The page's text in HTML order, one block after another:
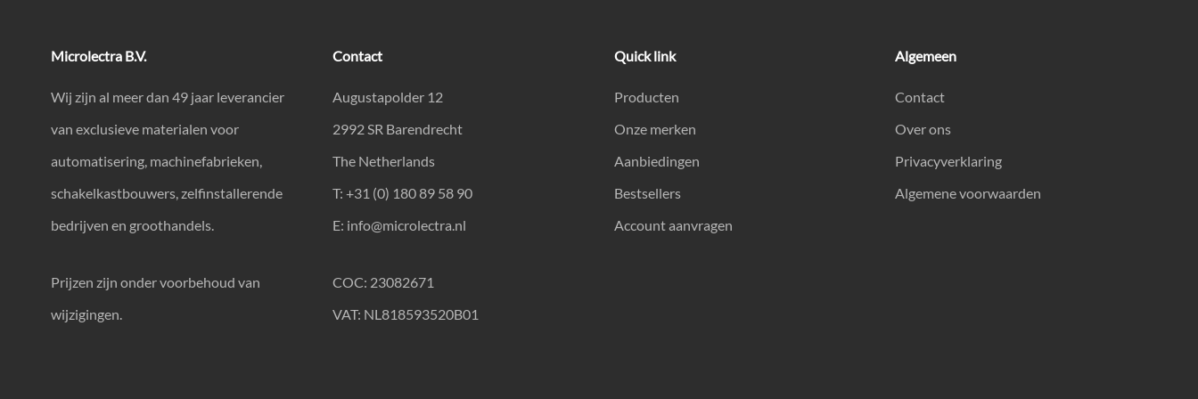
Microlectra B.V.
Wij zijn al meer dan 49 jaar leverancier
van exclusieve materialen voor
automatisering, machinefabrieken,
schakelkastbouwers, zelfinstallerende
bedrijven en groothandels.
Prijzen zijn onder voorbehoud van
wijzigingen.
Contact
Augustapolder 12
2992 SR Barendrecht
The Netherlands
T: +31 (0) 180 89 58 90
E: info@microlectra.nl
COC: 23082671
VAT: NL818593520B01
Quick link
Producten
Onze merken
Aanbiedingen
Bestsellers
Account aanvragen
Algemeen
Contact
Over ons
Privacyverklaring
Algemene voorwaarden